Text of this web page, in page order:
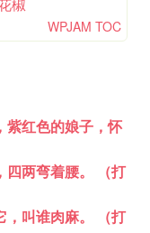
WPJAM TOC
紫红色的娘子，怀
四两弯着腰。 （打
，叫谁肉麻。 （打